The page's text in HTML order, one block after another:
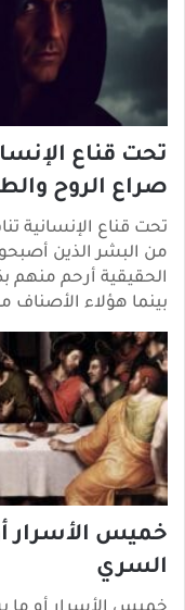
تحت قناع
صراع الروح
تحت قناع الإنسانية
من البشر الذين
الحقيقية أرحم منهم
بينما هؤلاء الأصناف
خميس الأسرار
السري